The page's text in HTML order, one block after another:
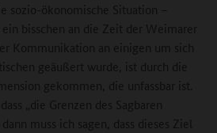
sozio-ökonomische Situation –
bisschen an die Zeit der Weimarer
Kommunikation an einigen um sich
geäußert wurde, ist durch die
gekommen, die unfassbar ist.
„die Grenzen des Sagbaren
muss ich sagen, dass dieses Ziel